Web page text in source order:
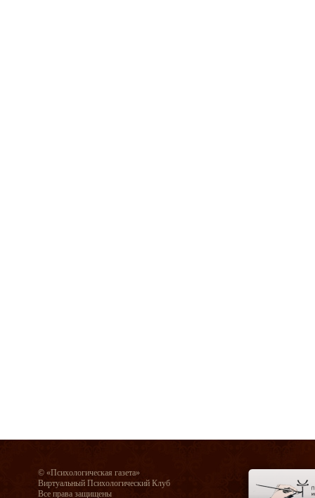
© «Психологическая газета»
Виртуальный Психологический Клуб
Все права защищены